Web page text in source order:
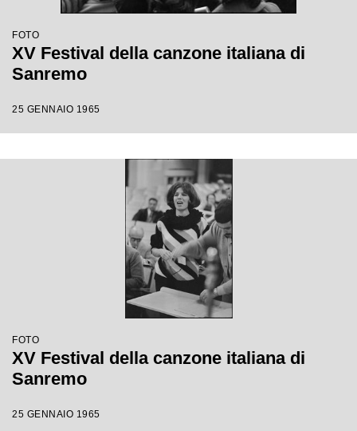
FOTO
XV Festival della canzone italiana di
Sanremo
25 GENNAIO 1965
FOTO
XV Festival della canzone italiana di
Sanremo
25 GENNAIO 1965